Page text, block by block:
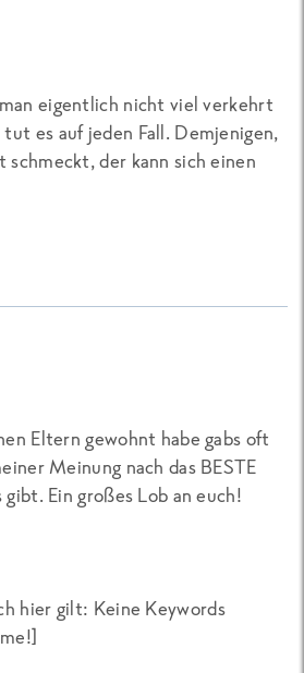
eigentlich nicht viel verkehrt
es auf jeden Fall. Demjenigen,
der kann sich einen
Eltern gewohnt habe gabs oft
Meinung nach das BESTE
Ein großes Lob an euch!
hier gilt: Keine Keywords
]